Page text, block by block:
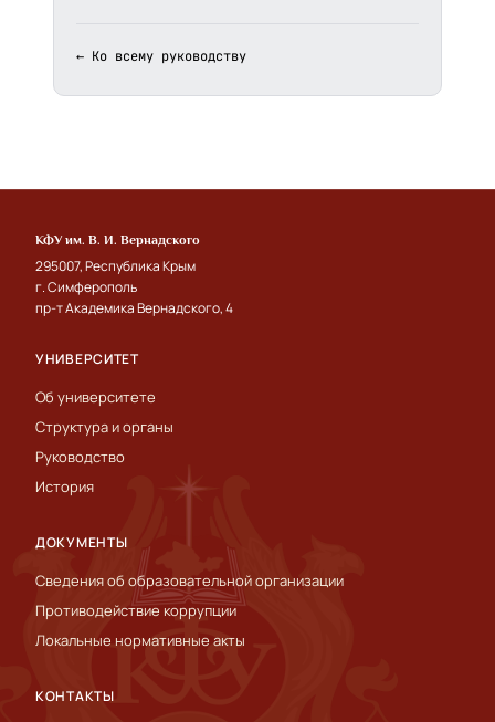
← Ко всему руководству
КФУ им. В. И. Вернадского
295007, Республика Крым
г. Симферополь
пр-т Академика Вернадского, 4
УНИВЕРСИТЕТ
Об университете
Структура и органы
Руководство
История
ДОКУМЕНТЫ
Сведения об образовательной организации
Противодействие коррупции
Локальные нормативные акты
КОНТАКТЫ